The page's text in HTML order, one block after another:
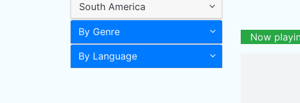
South America
By Genre
By Language
Now